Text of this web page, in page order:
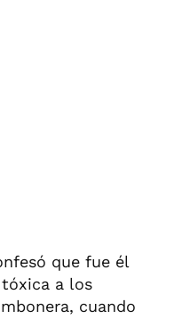
que fue él
a los
cuando